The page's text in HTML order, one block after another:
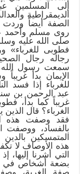
إلى المسلمين
الديمقراطية
الصفة أيضاً
روى مسلم وأحمد
صلى الله عليه
فطوبى للغرباء»
رجاله رجال
سمعت رسول
الإيمان بدأ
للغرباء إذا فسد
عبد الرحمن بن
غريباً كما بدأ،
الغرباء؟ قال
فقد وصفت هذه
بالفساد، ووصفت
المتمسكين
هذه الأوصاف لا
التي أشرنا
بضعة أشخاص في
صفة الغربة،